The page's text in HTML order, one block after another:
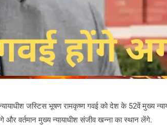
के न्यायाधीश जस्टिस भूषण रामकृष्ण गवई को देश के 52वें मुख्य
वर्तमान मुख्य न्यायाधीश संजीव खन्ना का स्थान लेंगे.